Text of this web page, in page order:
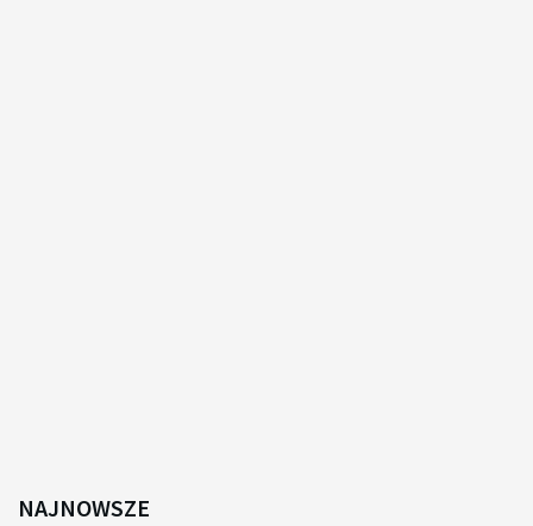
NAJNOWSZE